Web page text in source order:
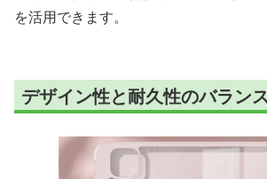
を活用できます。
デザイン性と耐久性のバラン